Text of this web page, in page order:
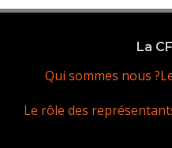
La
Qui sommes nous ?
Le rôle des